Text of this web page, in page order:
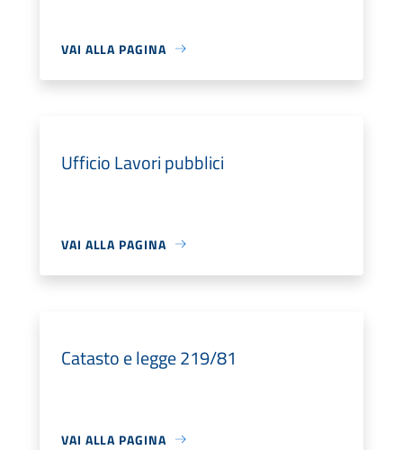
VAI ALLA PAGINA
Ufficio Lavori pubblici
VAI ALLA PAGINA
Catasto e legge 219/81
VAI ALLA PAGINA